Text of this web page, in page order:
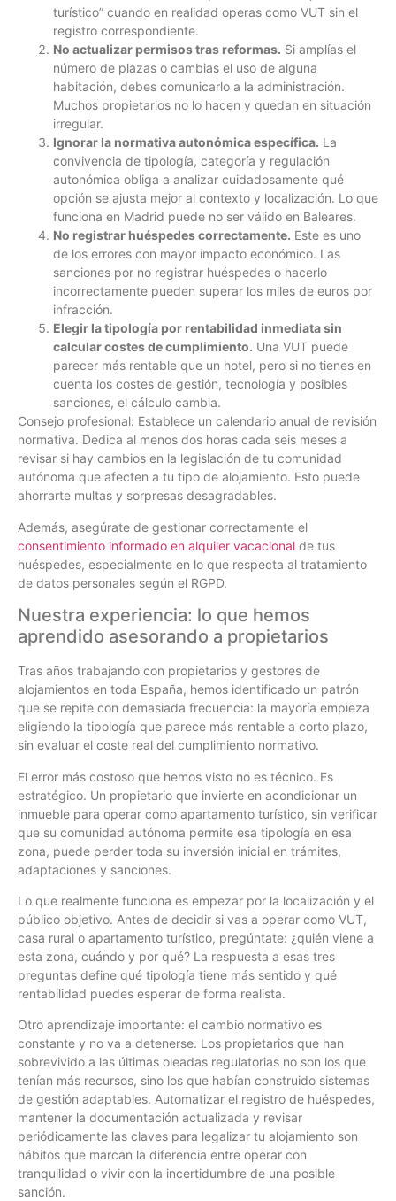
turístico” cuando en realidad operas como VUT sin el
registro correspondiente.
No actualizar permisos tras reformas. Si amplías el
número de plazas o cambias el uso de alguna
habitación, debes comunicarlo a la administración.
Muchos propietarios no lo hacen y quedan en situación
irregular.
Ignorar la normativa autonómica específica. La
convivencia de tipología, categoría y regulación
autonómica obliga a analizar cuidadosamente qué
opción se ajusta mejor al contexto y localización. Lo que
funciona en Madrid puede no ser válido en Baleares.
No registrar huéspedes correctamente. Este es uno
de los errores con mayor impacto económico. Las
sanciones por no registrar huéspedes o hacerlo
incorrectamente pueden superar los miles de euros por
infracción.
Elegir la tipología por rentabilidad inmediata sin
calcular costes de cumplimiento. Una VUT puede
parecer más rentable que un hotel, pero si no tienes en
cuenta los costes de gestión, tecnología y posibles
sanciones, el cálculo cambia.
Consejo profesional: Establece un calendario anual de revisión
normativa. Dedica al menos dos horas cada seis meses a
revisar si hay cambios en la legislación de tu comunidad
autónoma que afecten a tu tipo de alojamiento. Esto puede
ahorrarte multas y sorpresas desagradables.
Además, asegúrate de gestionar correctamente el
consentimiento informado en alquiler vacacional de tus
huéspedes, especialmente en lo que respecta al tratamiento
de datos personales según el RGPD.
Nuestra experiencia: lo que hemos
aprendido asesorando a propietarios
Tras años trabajando con propietarios y gestores de
alojamientos en toda España, hemos identificado un patrón
que se repite con demasiada frecuencia: la mayoría empieza
eligiendo la tipología que parece más rentable a corto plazo,
sin evaluar el coste real del cumplimiento normativo.
El error más costoso que hemos visto no es técnico. Es
estratégico. Un propietario que invierte en acondicionar un
inmueble para operar como apartamento turístico, sin verificar
que su comunidad autónoma permite esa tipología en esa
zona, puede perder toda su inversión inicial en trámites,
adaptaciones y sanciones.
Lo que realmente funciona es empezar por la localización y el
público objetivo. Antes de decidir si vas a operar como VUT,
casa rural o apartamento turístico, pregúntate: ¿quién viene a
esta zona, cuándo y por qué? La respuesta a esas tres
preguntas define qué tipología tiene más sentido y qué
rentabilidad puedes esperar de forma realista.
Otro aprendizaje importante: el cambio normativo es
constante y no va a detenerse. Los propietarios que han
sobrevivido a las últimas oleadas regulatorias no son los que
tenían más recursos, sino los que habían construido sistemas
de gestión adaptables. Automatizar el registro de huéspedes,
mantener la documentación actualizada y revisar
periódicamente las claves para legalizar tu alojamiento son
hábitos que marcan la diferencia entre operar con
tranquilidad o vivir con la incertidumbre de una posible
sanción.